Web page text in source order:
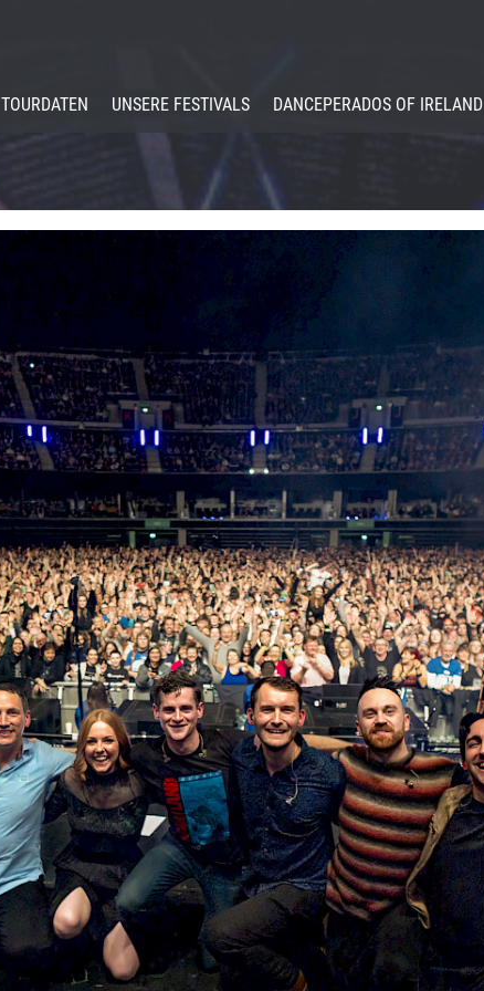
TOURDATEN UNSERE FESTIVALS DANCEPERADOS OF IRELAND